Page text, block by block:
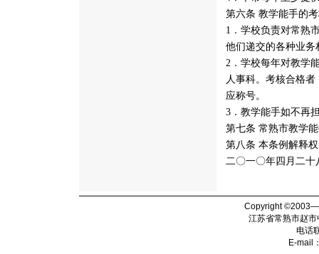
第六条 教学能手的
1．学校负责对常熟
他们递交的各种业
2．学校每年对教学
人事科。考核合格
应称号。
3．教学能手如不再
第七条 常熟市教学
第八条 本条例解释
二〇一〇年四月二十
Copyright
江苏省常熟市赵
电话
E-mail